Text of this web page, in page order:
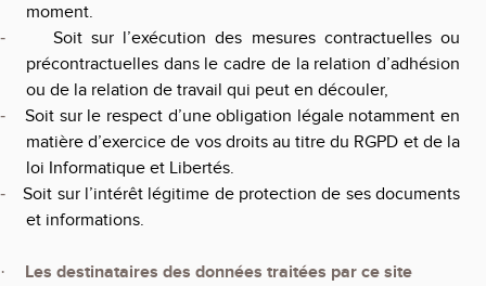
moment.
-
Soit sur l’exécution des mesures contractuelles ou
précontractuelles dans le cadre de la relation d’adhésion
ou de la relation de travail qui peut en découler,
-
Soit sur le respect d’une obligation légale notamment en
matière d’exercice de vos droits au titre du RGPD et de la
loi Informatique et Libertés.
-
Soit sur l’intérêt légitime de protection de ses documents
et informations.
·
Les destinataires des données traitées par ce site